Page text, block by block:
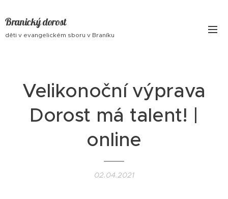
Branický dorost
děti v evangelickém sboru v Braníku
Velikonoční výprava
Dorost má talent! |
online
02.04.2021